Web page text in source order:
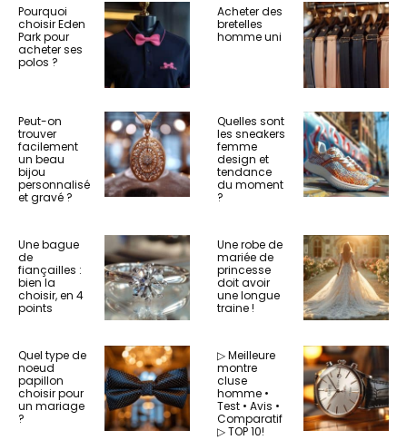
Pourquoi
choisir Eden
Park pour
acheter ses
polos ?
Acheter des
bretelles
homme uni
Peut-on
trouver
facilement
un beau
bijou
personnalisé
et gravé ?
Quelles sont
les sneakers
femme
design et
tendance
du moment
?
Une bague
de
fiançailles :
bien la
choisir, en 4
points
Une robe de
mariée de
princesse
doit avoir
une longue
traine !
Quel type de
noeud
papillon
choisir pour
un mariage
?
▷ Meilleure
montre
cluse
homme •
Test • Avis •
Comparatif
▷ TOP 10!